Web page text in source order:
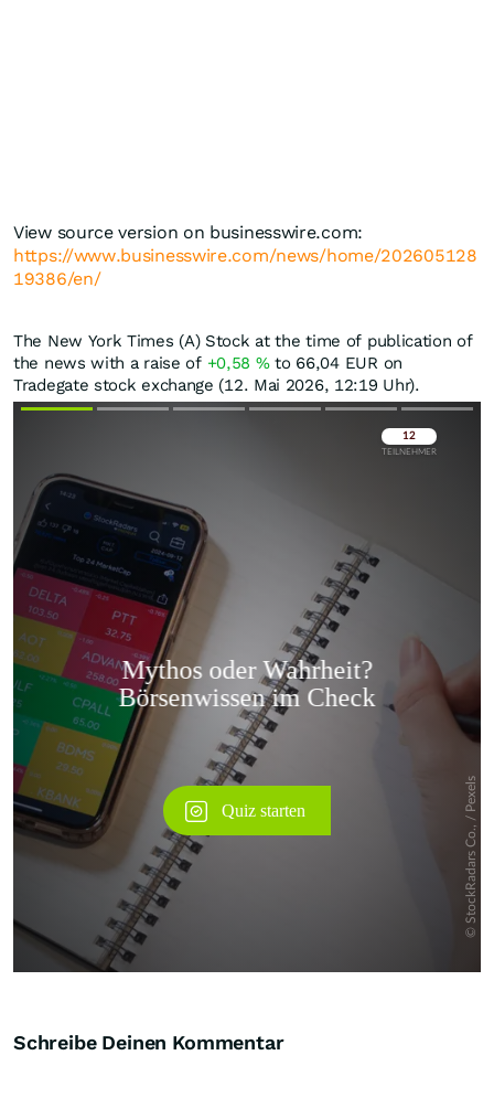
View source version on businesswire.com:
https://www.businesswire.com/news/home/202605128
19386/en/
The New York Times (A) Stock at the time of publication of
the news with a raise of +0,58 %to 66,04 EUR on
Tradegate stock exchange (12. Mai 2026, 12:19 Uhr).
Überspringen
Schreibe Deinen Kommentar